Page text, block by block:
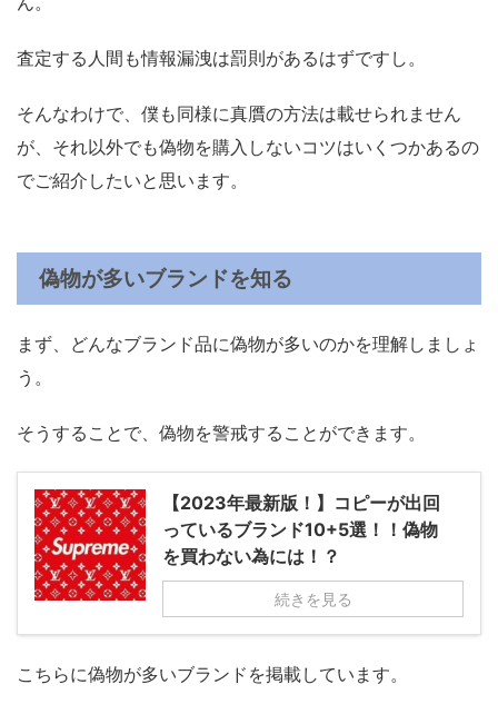
査定する人間も情報漏洩は罰則があるはずですし。
そんなわけで、僕も同様に真贋の方法は載せられません
が、それ以外でも偽物を購入しないコツはいくつかあるの
でご紹介したいと思います。
偽物が多いブランドを知る
まず、どんなブランド品に偽物が多いのかを理解しましょ
う。
そうすることで、偽物を警戒することができます。
【2023年最新版！】コピーが出回
っているブランド10+5選！！偽物
を買わない為には！？
続きを見る
こちらに偽物が多いブランドを掲載しています。